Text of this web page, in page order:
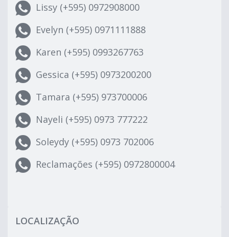
Lissy (+595) 0972908000
Evelyn (+595) 0971111888
Karen (+595) 0993267763
Gessica (+595) 0973200200
Tamara (+595) 973700006
Nayeli (+595) 0973 777222
Soleydy (+595) 0973 702006
Reclamações (+595) 0972800004
LOCALIZAÇÃO